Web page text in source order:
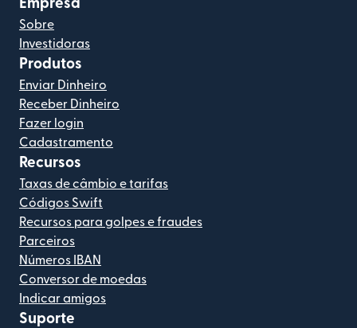
Empresa
Sobre
Investidoras
Produtos
Enviar Dinheiro
Receber Dinheiro
Fazer login
Cadastramento
Recursos
Taxas de câmbio e tarifas
Códigos Swift
Recursos para golpes e fraudes
Parceiros
Números IBAN
Conversor de moedas
Indicar amigos
Suporte